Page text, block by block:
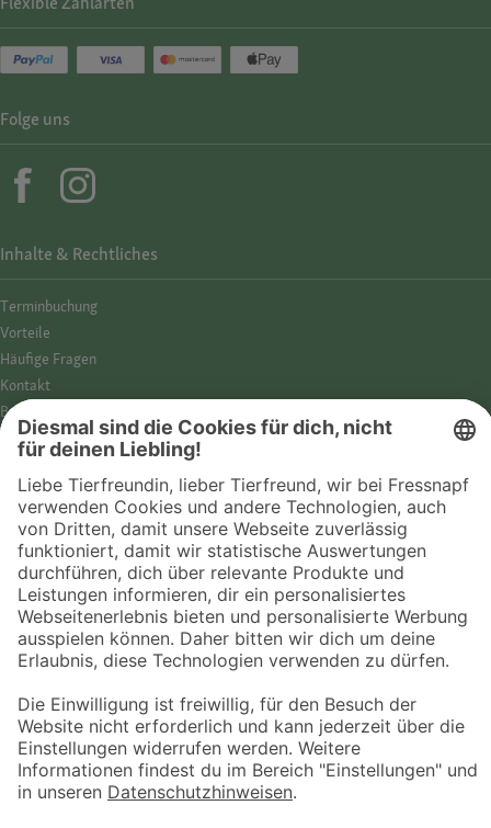
© 2026 Fressnapf Tiernahrungs GmbH
Westpreußenstraße 32-38
47809 Krefeld
Inhalte & Rechtliches
Termin­buchung
Vorteile
Häufige Fragen
Kontakt
Barrierefreiheit
Impressum
Datenschutz­hinweise
Cookies
AGB
Entdecke Fressnapf
Tierversicherung
GPS-Tracker
Fressnapf Salon
Online-Shop
Folge uns